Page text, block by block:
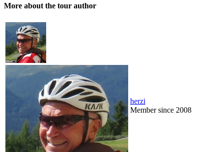
More about the tour author
herzi
Member since 2008